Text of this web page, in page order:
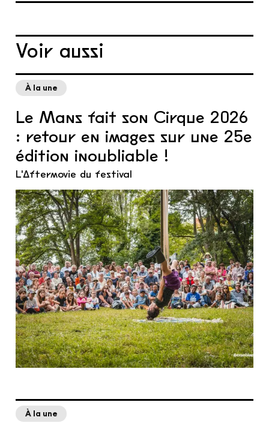
Voir aussi
À la une
Le Mans fait son Cirque 2026
: retour en images sur une 25e
édition inoubliable !
L'Aftermovie du festival
À la une